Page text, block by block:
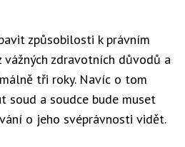
způsobilosti k právním
vážných zdravotních důvodů a
tři roky. Navíc o tom
soud a soudce bude muset
o jeho svéprávnosti vidět.